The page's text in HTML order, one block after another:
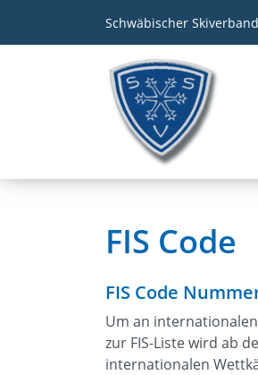
Schwäbischer
FIS Code
FIS Code
Um an
zur FIS-Liste wird ab
internationalen